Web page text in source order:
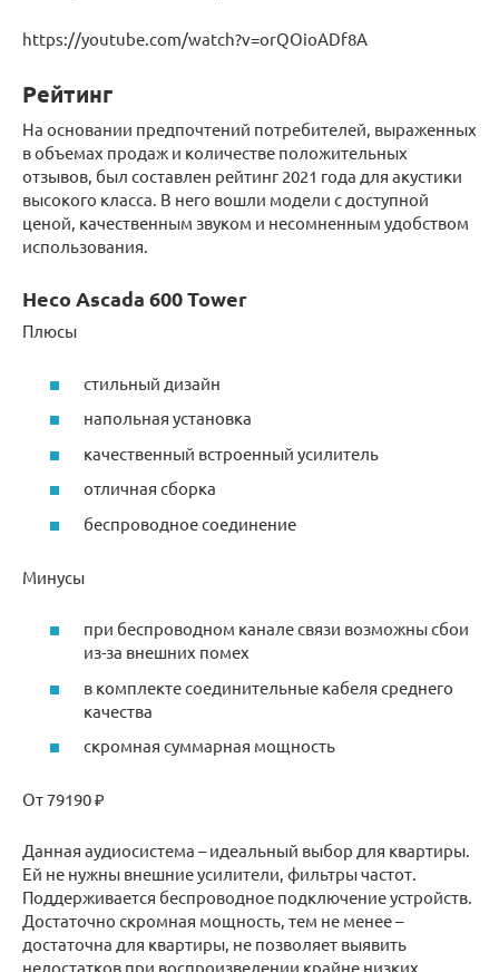
https://youtube.com/watch?v=orQOioADf8A
Рейтинг
На основании предпочтений потребителей, выраженных
в объемах продаж и количестве положительных
отзывов, был составлен рейтинг 2021 года для акустики
высокого класса. В него вошли модели с доступной
ценой, качественным звуком и несомненным удобством
использования.
Heco Ascada 600 Tower
Плюсы
стильный дизайн
напольная установка
качественный встроенный усилитель
отличная сборка
беспроводное соединение
Минусы
при беспроводном канале связи возможны сбои
из-за внешних помех
в комплекте соединительные кабеля среднего
качества
скромная суммарная мощность
От 79190 ₽
Данная аудиосистема – идеальный выбор для квартиры.
Ей не нужны внешние усилители, фильтры частот.
Поддерживается беспроводное подключение устройств.
Достаточно скромная мощность, тем не менее –
достаточна для квартиры, не позволяет выявить
недостатков при воспроизведении крайне низких